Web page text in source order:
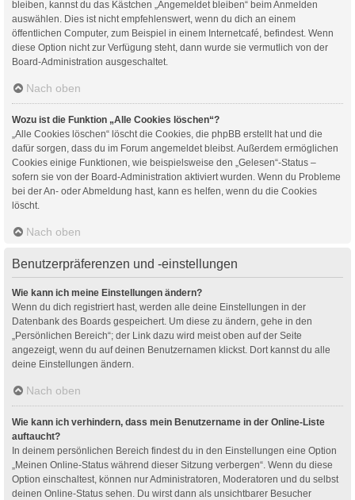
bleiben, kannst du das Kästchen „Angemeldet bleiben“ beim Anmelden
auswählen. Dies ist nicht empfehlenswert, wenn du dich an einem
öffentlichen Computer, zum Beispiel in einem Internetcafé, befindest. Wenn
diese Option nicht zur Verfügung steht, dann wurde sie vermutlich von der
Board-Administration ausgeschaltet.
Nach oben
Wozu ist die Funktion „Alle Cookies löschen“?
„Alle Cookies löschen“ löscht die Cookies, die phpBB erstellt hat und die
dafür sorgen, dass du im Forum angemeldet bleibst. Außerdem ermöglichen
Cookies einige Funktionen, wie beispielsweise den „Gelesen“-Status –
sofern sie von der Board-Administration aktiviert wurden. Wenn du Probleme
bei der An- oder Abmeldung hast, kann es helfen, wenn du die Cookies
löscht.
Nach oben
Benutzerpräferenzen und -einstellungen
Wie kann ich meine Einstellungen ändern?
Wenn du dich registriert hast, werden alle deine Einstellungen in der
Datenbank des Boards gespeichert. Um diese zu ändern, gehe in den
„Persönlichen Bereich“; der Link dazu wird meist oben auf der Seite
angezeigt, wenn du auf deinen Benutzernamen klickst. Dort kannst du alle
deine Einstellungen ändern.
Nach oben
Wie kann ich verhindern, dass mein Benutzername in der Online-Liste
auftaucht?
In deinem persönlichen Bereich findest du in den Einstellungen eine Option
„Meinen Online-Status während dieser Sitzung verbergen“. Wenn du diese
Option einschaltest, können nur Administratoren, Moderatoren und du selbst
deinen Online-Status sehen. Du wirst dann als unsichtbarer Besucher